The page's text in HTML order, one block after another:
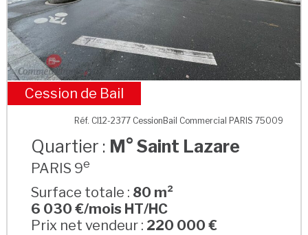
M° Saint Lazare
Cession de Bail
Réf. CI12-2377 CessionBail Commercial PARIS 75009
Quartier : M° Saint Lazare
PARIS 9e
Surface totale : 80 m²
6 030 €/mois HT/HC
Prix net vendeur : 220 000 €